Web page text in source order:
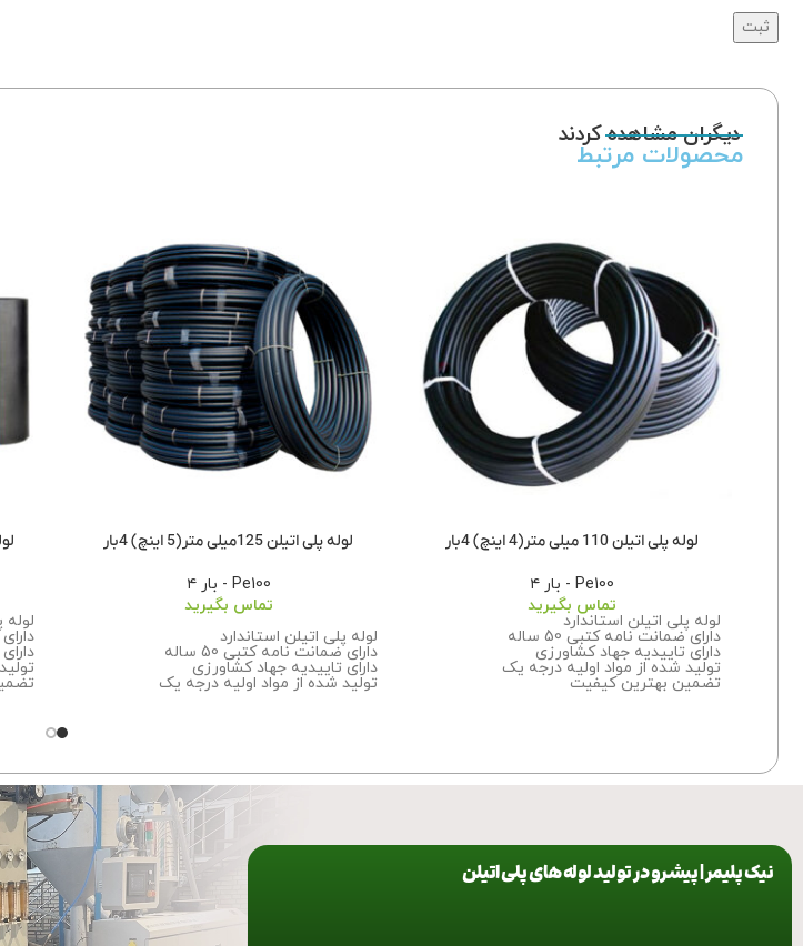
دیگران مشاهده کردند
محصولات مرتبط
لوله پلی اتیلن 110 میلی متر(4 اینچ) 4بار
Pe100 - بار ۴
تماس بگیرید
لوله پلی اتیلن استاندارد
دارای ضمانت نامه کتبی 50 ساله
دارای تاییدیه جهاد کشاورزی
تولید شده از مواد اولیه درجه یک
تضمین بهترین کیفیت
برای اطلاعات بیشتر درباره سفارش این
لوله پلی اتیلن 125میلی متر(5 اینچ) 4بار
Pe100 - بار ۴
تماس بگیرید
لوله پلی اتیلن استاندارد
دارای ضمانت نامه کتبی 50 ساله
دارای تاییدیه جهاد کشاورزی
تولید شده از مواد اولیه درجه یک
تضمین بهترین کیفیت
لوله
لوله
دارای
نیک پلیمر | پیشرو در تولید لوله های پلی اتیلن